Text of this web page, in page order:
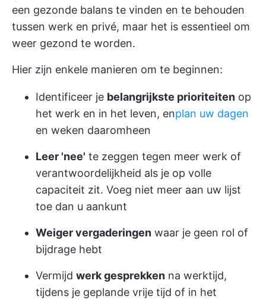
een gezonde balans te vinden en te behouden
tussen werk en privé, maar het is essentieel om
weer gezond te worden.
Hier zijn enkele manieren om te beginnen:
Identificeer je belangrijkste prioriteiten op
het werk en in het leven, enplan uw dagen
en weken daaromheen
Leer 'nee' te zeggen tegen meer werk of
verantwoordelijkheid als je op volle
capaciteit zit. Voeg niet meer aan uw lijst
toe dan u aankunt
Weiger vergaderingen waar je geen rol of
bijdrage hebt
Vermijd werk gesprekken na werktijd,
tijdens je geplande vrije tijd of in het